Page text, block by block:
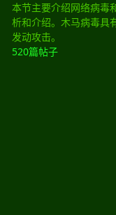
本节主要介绍网络病毒
析和介绍。木马病毒具
发动攻击。
520篇帖子